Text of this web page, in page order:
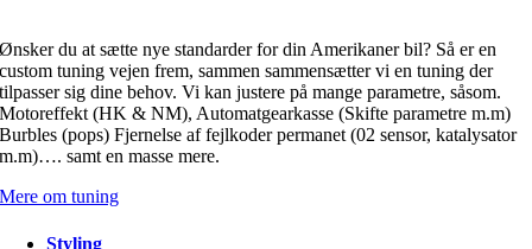
Ønsker du at sætte nye standarder for din Amerikaner bil? Så er en
custom tuning vejen frem, sammen sammensætter vi en tuning der
tilpasser sig dine behov. Vi kan justere på mange parametre, såsom.
Motoreffekt (HK & NM), Automatgearkasse (Skifte parametre m.m)
Burbles (pops) Fjernelse af fejlkoder permanet (02 sensor, katalysator
m.m)…. samt en masse mere.
Mere om tuning
Styling